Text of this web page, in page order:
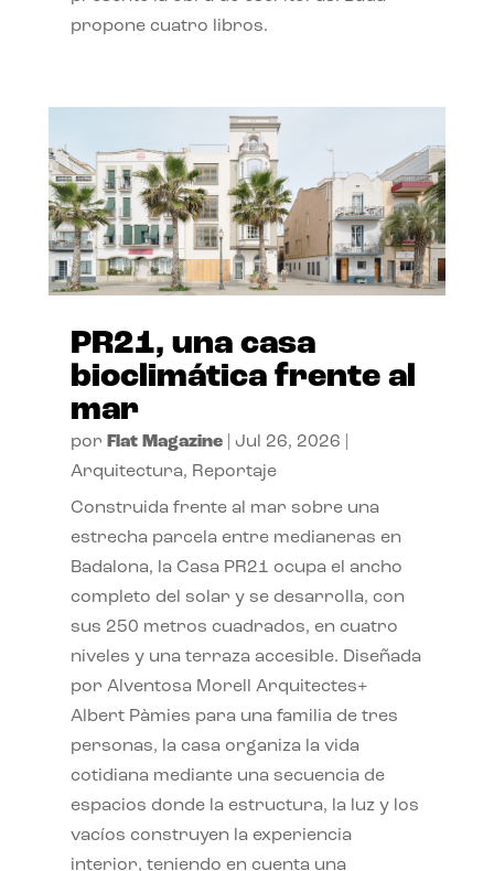
propone cuatro libros.
PR21, una casa
bioclimática frente al
mar
por Flat Magazine| Jul 26, 2026
Arquitectura, Reportaje
Construida frente al mar sobre una
estrecha parcela entre medianeras en
Badalona, la Casa PR21 ocupa el ancho
completo del solar y se desarrolla, con
sus 250 metros cuadrados, en cuatro
niveles y una terraza accesible. Diseñada
por Alventosa Morell Arquitectes+
Albert Pàmies para una familia de tres
personas, la casa organiza la vida
cotidiana mediante una secuencia de
espacios donde la estructura, la luz y los
vacíos construyen la experiencia
interior, teniendo en cuenta una